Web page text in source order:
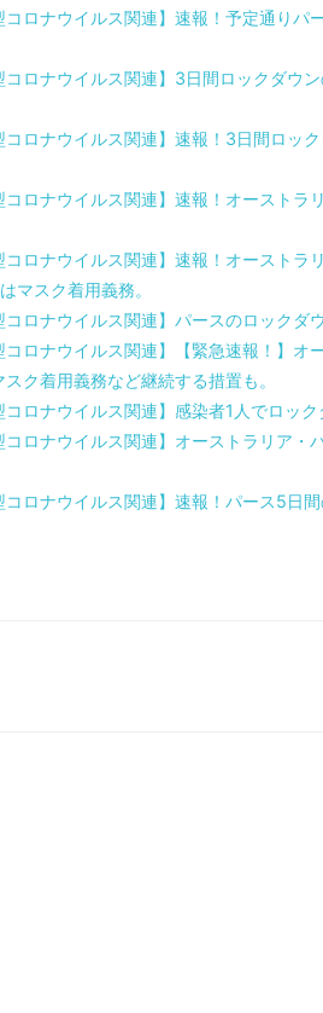
コロナウイルス関連】速報！予定通り
ロナウイルス関連】3日間ロックダウ
ロナウイルス関連】速報！3日間ロッ
ロナウイルス関連】速報！オーストラ
ロナウイルス関連】速報！オースト
マスク着用義務。
ロナウイルス関連】パースのロックダ
コロナウイルス関連】【緊急速報！】
ク着用義務など継続する措置も。
ロナウイルス関連】感染者1人でロッ
ロナウイルス関連】オーストラリア・
ロナウイルス関連】速報！パース5日